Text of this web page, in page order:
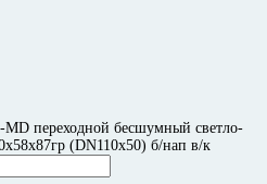
MD переходной бесшумный светло-
(DN110х50) б/нап в/к